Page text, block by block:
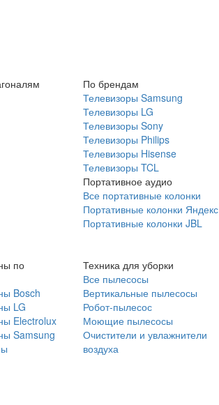
По брендам
Телевизоры Samsung
Телевизоры LG
Телевизоры Sony
Телевизоры Philips
Телевизоры Hisense
Телевизоры TCL
Портативное аудио
Все портативные колонки
Портативные колонки Яндекс
Портативные колонки JBL
по
Bosch
LG
Electrolux
Samsung
Техника для уборки
Все пылесосы
Вертикальные пылесосы
Робот-пылесос
Моющие пылесосы
Очистители и увлажнители
воздуха